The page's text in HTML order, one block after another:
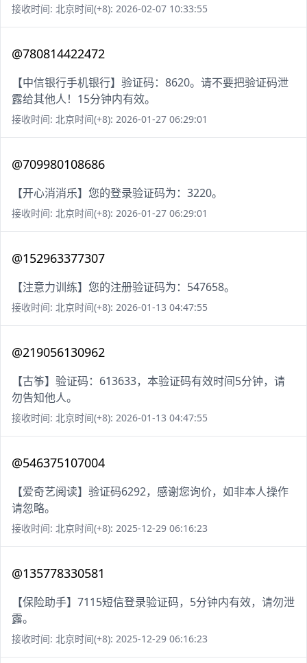
接收时间: 北京时间(+8): 2026-02-07 10:33:55
@780814422472
【中信银行手机银行】验证码：8620。请不要把验证码泄
露给其他人！15分钟内有效。
接收时间: 北京时间(+8): 2026-01-27 06:29:01
@709980108686
【开心消消乐】您的登录验证码为：3220。
接收时间: 北京时间(+8): 2026-01-27 06:29:01
@152963377307
【注意力训练】您的注册验证码为：547658。
接收时间: 北京时间(+8): 2026-01-13 04:47:55
@219056130962
【古筝】验证码：613633，本验证码有效时间5分钟，请
勿告知他人。
接收时间: 北京时间(+8): 2026-01-13 04:47:55
@546375107004
【爱奇艺阅读】验证码6292，感谢您询价，如非本人操作
请忽略。
接收时间: 北京时间(+8): 2025-12-29 06:16:23
@135778330581
【保险助手】7115短信登录验证码，5分钟内有效，请勿泄
露。
接收时间: 北京时间(+8): 2025-12-29 06:16:23